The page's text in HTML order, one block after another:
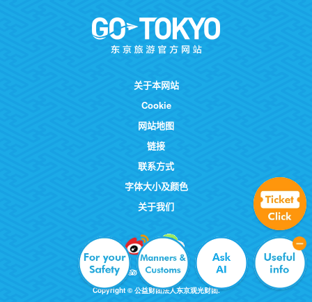
关于本网站
Cookie
网站地图
链接
联系方式
字体大小及颜色
关于我们
Copyright © 公益财团法人东京观光财团.